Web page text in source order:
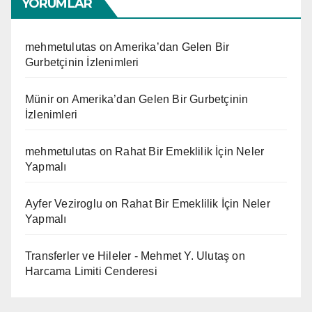
YORUMLAR
mehmetulutas onAmerika’dan Gelen Bir
Gurbetçinin İzlenimleri
Münir on Amerika’dan Gelen Bir Gurbetçinin
İzlenimleri
mehmetulutas on Rahat Bir Emeklilik İçin Neler
Yapmalı
Ayfer Veziroglu on Rahat Bir Emeklilik İçin Neler
Yapmalı
Transferler ve Hileler - Mehmet Y. Ulutaş on
Harcama Limiti Cenderesi